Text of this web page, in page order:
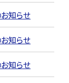
知らせ
知らせ
知らせ